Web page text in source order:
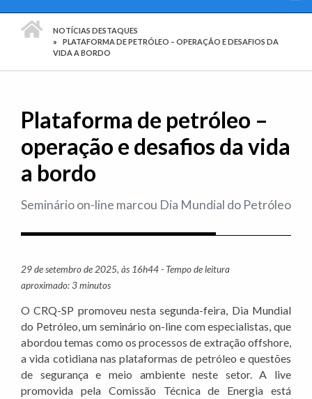
PÁGINA INICIAL
NOTÍCIAS DESTAQUES
PLATAFORMA DE PETRÓLEO – OPERAÇÃO E DESAFIOS DA
VIDA A BORDO
Plataforma de petróleo –
operação e desafios da vida
a bordo
Seminário on-line marcou Dia Mundial do Petróleo
29 de setembro de 2025, às 16h44 - Tempo de leitura
aproximado: 3 minutos
O CRQ-SP promoveu nesta segunda-feira, Dia Mundial
do Petróleo, um seminário on-line com especialistas, que
abordou temas como os processos de extração offshore,
a vida cotidiana nas plataformas de petróleo e questões
de segurança e meio ambiente neste setor. A live
promovida pela Comissão Técnica de Energia está